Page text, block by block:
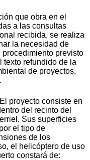
que obra en el
a las consultas
recibida, se realiza
la necesidad de
previsto
texto refundido de la
de proyectos,
proyecto consiste en
del recinto del
Sus superficies
el tipo de
de los
el helicóptero de uso
constará de: